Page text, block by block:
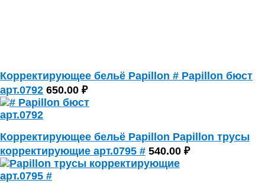
Корректирующее бельё Papillon # Papillon бюст
арт.0792 650.00 ₽
Корректирующее бельё Papillon Papillon трусы
корректирующие арт.0795 # 540.00 ₽